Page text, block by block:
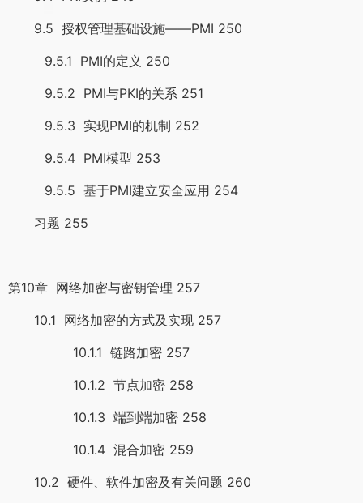
9.5 授权管理基础设施——PMI 250
9.5.1 PMI的定义 250
9.5.2 PMI与PKI的关系 251
9.5.3 实现PMI的机制 252
9.5.4 PMI模型 253
9.5.5 基于PMI建立安全应用 254
习题 255
第10章 网络加密与密钥管理 257
10.1 网络加密的方式及实现 257
10.1.1 链路加密 257
10.1.2 节点加密 258
10.1.3 端到端加密 258
10.1.4 混合加密 259
10.2 硬件、软件加密及有关问题 260